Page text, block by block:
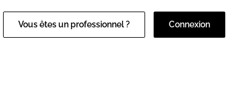
Vous êtes un professionnel ? Connexion